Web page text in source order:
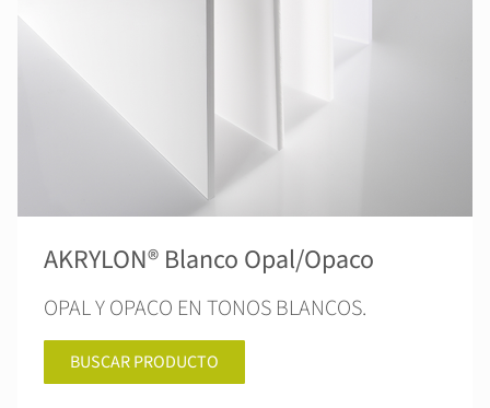
AKRYLON® Blanco Opal/Opaco
OPAL Y OPACO EN TONOS BLANCOS.
BUSCAR PRODUCTO